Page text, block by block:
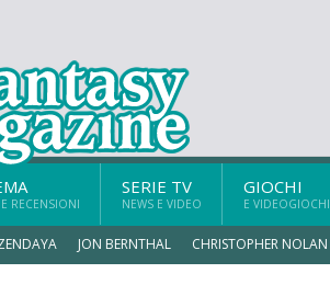
RECENSIONI
SERIE TV
NEWS E VIDEO
GIOCHI
E VIDEOGIOCHI
JON BERNTHAL CHRISTOPHER NOLAN